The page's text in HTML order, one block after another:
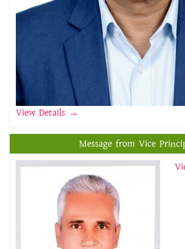
View Details →
Message from Vice